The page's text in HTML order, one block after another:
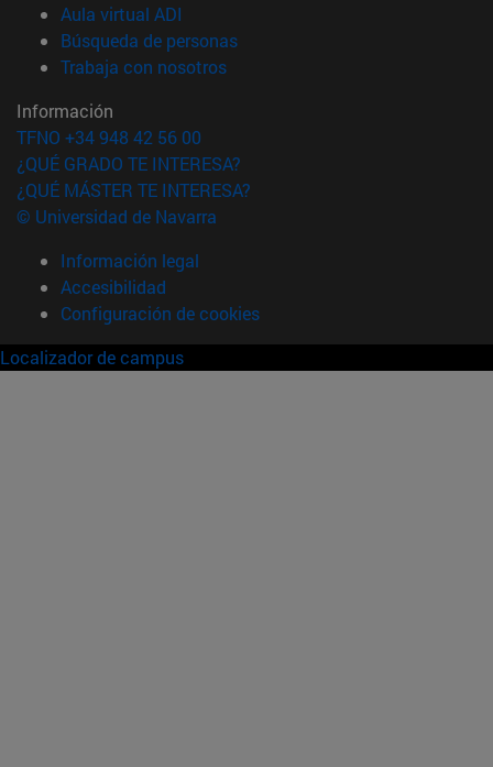
Aula virtual ADI
Búsqueda de personas(abre en nueva ventana)
Trabaja con nosotros(abre en nueva ventana)
Información
TFNO +34 948 42 56 00
¿QUÉ GRADO TE INTERESA?
¿QUÉ MÁSTER TE INTERESA?
© Universidad de Navarra
Información legal
Accesibilidad
Configuración de cookies
Localizador de campus